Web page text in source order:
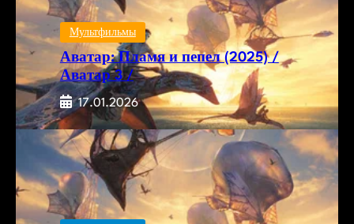
Мультфильмы
Аватар: Пламя и пепел (2025) /
Аватар 3 /
17.01.2026